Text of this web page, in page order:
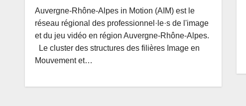
Auvergne-Rhône-Alpes in Motion (AIM) est le
réseau régional des professionnel·le·s de l'image
et du jeu vidéo en région Auvergne-Rhône-Alpes.
Le cluster des structures des filières Image en
Mouvement et…